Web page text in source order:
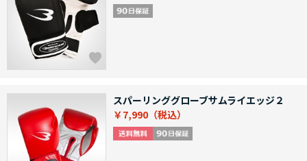
スパーリンググローブサムライエッジ２
￥7,990